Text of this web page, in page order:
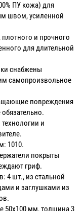
ПУ кожа) для
швом, усиленной
и прочного
для длительной
снабжены
самопроизвольное
повреждения
и
1010.
покрыты
гриф.
4 шт., из стальной
и заглушками из
50x100 мм, толщина 3